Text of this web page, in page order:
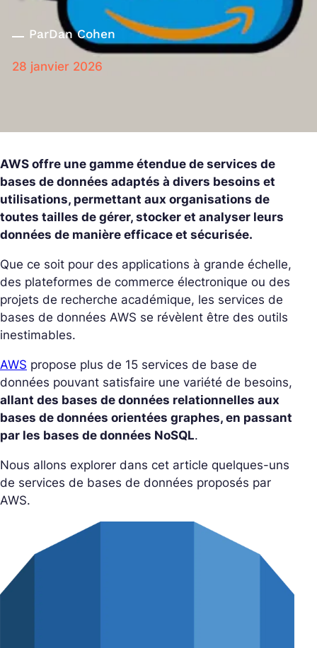
ParDan Cohen
28 janvier 2026
AWS offre une gamme étendue de services de
bases de données adaptés à divers besoins et
utilisations, permettant aux organisations de
toutes tailles de gérer, stocker et analyser leurs
données de manière efficace et sécurisée.
Que ce soit pour des applications à grande échelle,
des plateformes de commerce électronique ou des
projets de recherche académique, les services de
bases de données AWS se révèlent être des outils
inestimables.
AWS propose plus de 15 services de base de
données pouvant satisfaire une variété de besoins,
allant des bases de données relationnelles aux
bases de données orientées graphes, en passant
par les bases de données NoSQL.
Nous allons explorer dans cet article quelques-uns
de services de bases de données proposés par
AWS.